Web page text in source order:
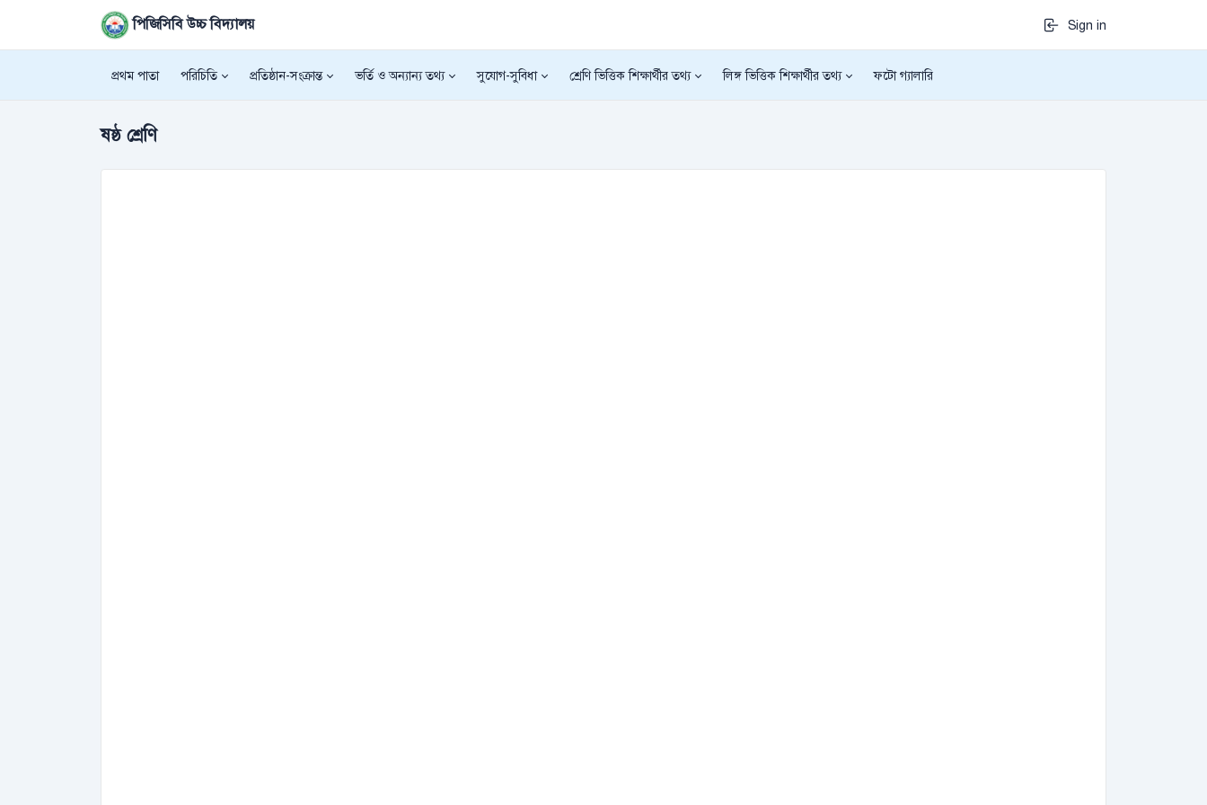
পিজিসিবি উচ্চ বিদ্যালয় Sign in
প্রথম পাতা পরিচিতি প্রতিষ্ঠান-সংক্রান্ত ভর্তি ও অন্যান্য তথ্য সুযোগ-সুবিধা শ্রেণি ভিত্তিক শিক্ষার্থীর তথ্য লিঙ্গ ভিত্তিক শিক্ষার্থীর তথ্য ফটো গ্যালারি
ষষ্ঠ শ্রেণি